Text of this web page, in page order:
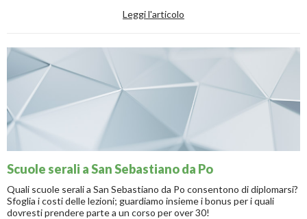
Leggi l'articolo
Scuole serali a San Sebastiano da Po
Quali scuole serali a San Sebastiano da Po consentono di diplomarsi?
Sfoglia i costi delle lezioni; guardiamo insieme i bonus per i quali
dovresti prendere parte a un corso per over 30!